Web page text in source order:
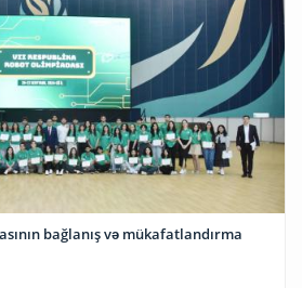
bağlanış və mükafatlandırma